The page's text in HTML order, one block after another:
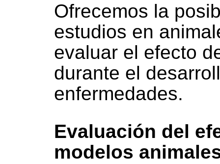
Ofrecemos la
estudios en
evaluar el efecto
durante el
enfermedades.
Evaluación del
modelos